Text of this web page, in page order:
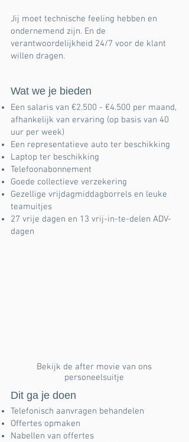
Jij moet technische feeling hebben en
ondernemend zijn. En de
verantwoordelijkheid 24/7 voor de klant
willen dragen.
Wat we je bieden
Een salaris van €2.500 - €4.500 per maand,
afhankelijk van ervaring (op basis van 40
uur per week)
Een representatieve auto ter beschikking
Laptop ter beschikking
Telefoonabonnement
Goede collectieve verzekering
Gezellige vrijdagmiddagborrels en leuke
teamuitjes
27 vrije dagen en 13 vrij-in-te-delen ADV-
dagen
Bekijk de after movie van ons
personeelsuitje
Dit ga je doen
Telefonisch aanvragen behandelen
Offertes opmaken
Nabellen van offertes